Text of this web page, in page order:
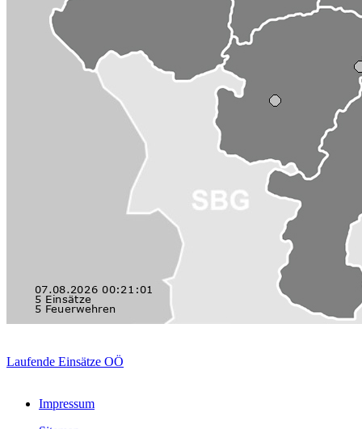
Laufende Einsätze OÖ
Impressum